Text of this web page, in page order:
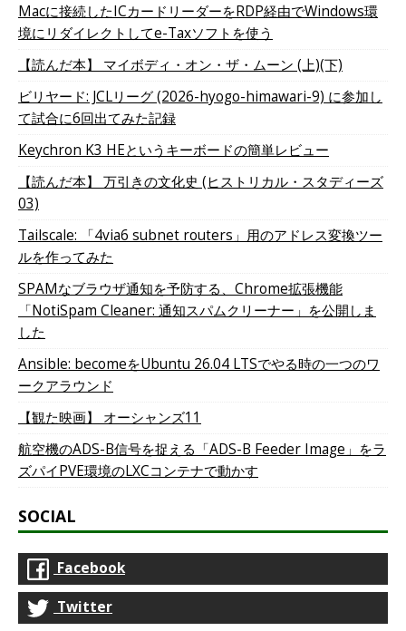
Macに接続したICカードリーダーをRDP経由でWindows環
境にリダイレクトしてe-Taxソフトを使う
【読んだ本】 マイボディ・オン・ザ・ムーン (上)(下)
ビリヤード: JCLリーグ (2026-hyogo-himawari-9) に参加し
て試合に6回出てみた記録
Keychron K3 HEというキーボードの簡単レビュー
【読んだ本】 万引きの文化史 (ヒストリカル・スタディーズ
03)
Tailscale: 「4via6 subnet routers」用のアドレス変換ツー
ルを作ってみた
SPAMなブラウザ通知を予防する、Chrome拡張機能
「NotiSpam Cleaner: 通知スパムクリーナー」を公開しま
した
Ansible: becomeをUbuntu 26.04 LTSでやる時の一つのワ
ークアラウンド
【観た映画】 オーシャンズ11
航空機のADS-B信号を捉える「ADS-B Feeder Image」をラ
ズパイPVE環境のLXCコンテナで動かす
SOCIAL
Facebook
Twitter